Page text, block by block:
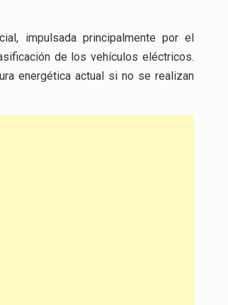
impulsada principalmente por el
de los vehículos eléctricos.
energética actual si no se realizan